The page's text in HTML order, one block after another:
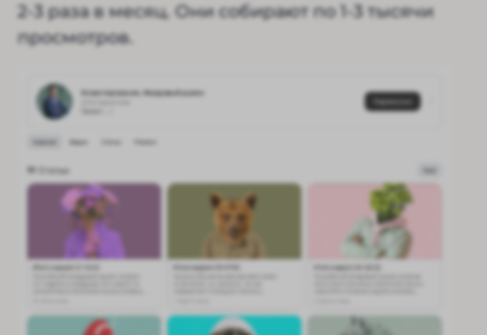
2-3 раза в месяц. Они собирают по 1-3 тысячи
просмотров.